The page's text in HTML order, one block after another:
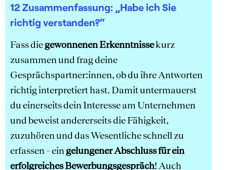
12 Zusammenfassung: „Habe ich Sie
richtig verstanden?“
Fass diegewonnenen Erkenntnissekurz
zusammen und frag deine
Gesprächspartner:innen, ob du ihre Antworten
richtig interpretiert hast. Damit untermauerst
du einerseits dein Interesse am Unternehmen
und beweist andererseits die Fähigkeit,
zuzuhören und das Wesentliche schnell zu
erfassen – eingelungener Abschluss für ein
erfolgreiches Bewerbungsgespräch! Auch